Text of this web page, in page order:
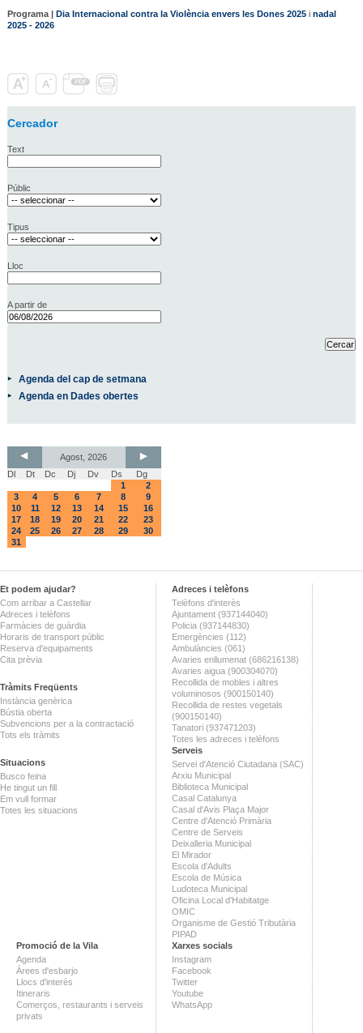
Programa | Dia Internacional contra la Violència envers les Dones 2025i nadal
2025 - 2026
Cercador
Text
Públic
Tipus
Lloc
A partir de
Agenda del cap de setmana
Agenda en Dades obertes
Agost, 2026
Dl
Dt Dc Dj Dv Ds
Dg
1
2
3
4 5 6 7 8
9
10
11 12 13 14 15
16
17
18 19 20 21 22
23
24
25 26 27 28 29
30
31
Et podem ajudar?
Com arribar a Castellar
Adreces i telèfons
Farmàcies de guàrdia
Horaris de transport públic
Reserva d'equipaments
Cita prèvia
Tràmits Freqüents
Instància genèrica
Bústia oberta
Subvencions per a la contractació
Tots els tràmits
Situacions
Busco feina
He tingut un fill
Em vull formar
Totes les situacions
Adreces i telèfons
Telèfons d'interès
Ajuntament (937144040)
Policia (937144830)
Emergències (112)
Ambulàncies (061)
Avaries enllumenat (686216138)
Avaries aigua (900304070)
Recollida de mobles i altres
voluminosos (900150140)
Recollida de restes vegetals
(900150140)
Tanatori (937471203)
Totes les adreces i telèfons
Serveis
Servei d'Atenció Ciutadana (SAC)
Arxiu Municipal
Biblioteca Municipal
Casal Catalunya
Casal d'Avis Plaça Major
Centre d'Atenció Primària
Centre de Serveis
Deixalleria Municipal
El Mirador
Escola d'Adults
Escola de Música
Ludoteca Municipal
Oficina Local d'Habitatge
OMIC
Organisme de Gestió Tributària
PIPAD
Promoció de la Vila
Agenda
Àrees d'esbarjo
Llocs d'interès
Itineraris
Comerços, restaurants i serveis
privats
Xarxes socials
Instagram
Facebook
Twitter
Youtube
WhatsApp